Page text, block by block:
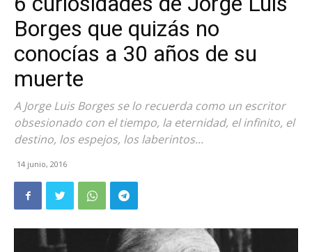
Borges que quizás no
conocías a 30 años de su
muerte
A Jorge Luis Borges se lo recuerda como un escritor
obsesionado con el tiempo, la eternidad, el infinito, el
destino, los espejos, los laberintos...
14 junio, 2016